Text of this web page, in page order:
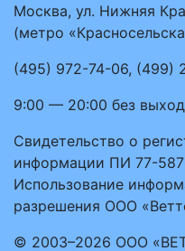
Москва, ул. Нижняя
(метро
(495) 972-74-06, (499)
9:00 — 20:00 без
Свидетельство о
информации ПИ 77-
Использование
разрешения ООО
© 2003–2026 ООО